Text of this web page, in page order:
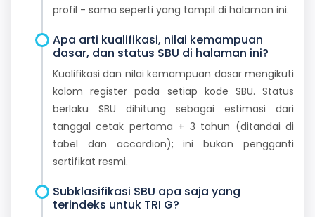
profil - sama seperti yang tampil di halaman ini.
Apa arti kualifikasi, nilai kemampuan
dasar, dan status SBU di halaman ini?
Kualifikasi dan nilai kemampuan dasar mengikuti
kolom register pada setiap kode SBU. Status
berlaku SBU dihitung sebagai estimasi dari
tanggal cetak pertama + 3 tahun (ditandai di
tabel dan accordion); ini bukan pengganti
sertifikat resmi.
Subklasifikasi SBU apa saja yang
terindeks untuk TRI G?